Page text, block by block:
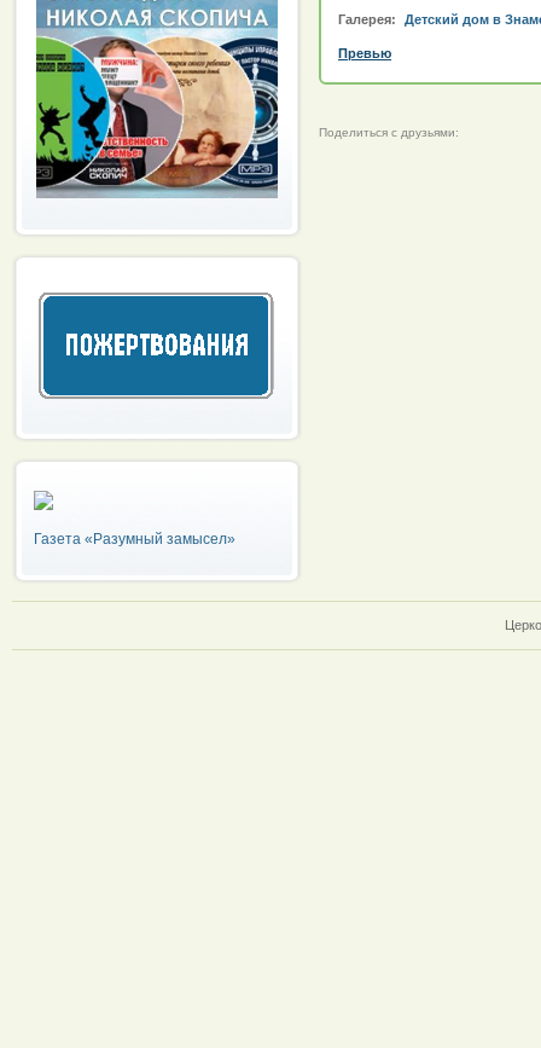
Газета «Разумный замысел»
Галерея: Детский дом в
Превью
Поделиться с друзьями: